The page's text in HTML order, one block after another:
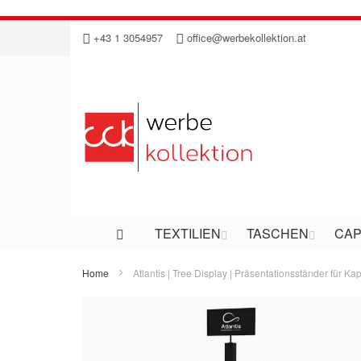
Direkt
Inhalt
+43 1 3054957 office@werbekollektion.at
TEXTILIEN TASCHEN
Home Atlantis | Tree Display | Präsentationsständer für